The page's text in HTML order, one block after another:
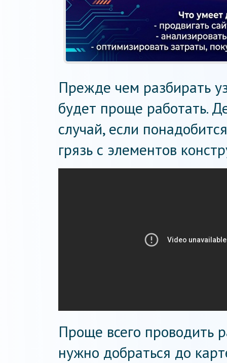
Прежде чем разбирать
будет проще работать.
случай, если
грязь с элементов
Проще всего проводить
нужно добраться до